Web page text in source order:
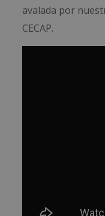
avalada por
CECAP.